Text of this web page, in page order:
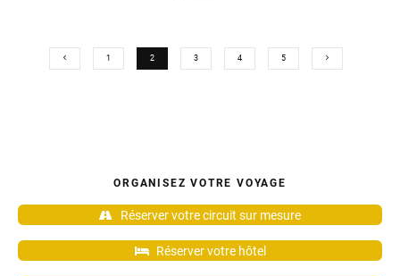
1 2 3 4 5
ORGANISEZ VOTRE VOYAGE
Réserver votre circuit sur mesure
Réserver votre hôtel